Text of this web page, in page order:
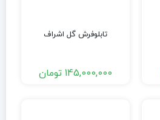
تابلوفرش گل اشراف
145,000,000 تومان